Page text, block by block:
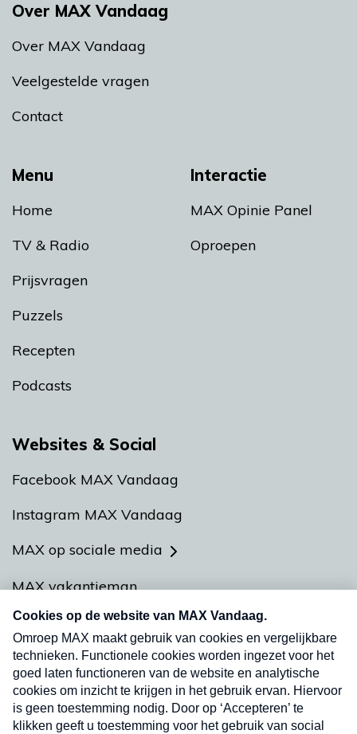
Menu
Home
TV & Radio
Prijsvragen
Puzzels
Recepten
Podcasts
Interactie
MAX Opinie Panel
Oproepen
Over MAX Vandaag
Over MAX Vandaag
Veelgestelde vragen
Contact
Websites & Social
Facebook MAX Vandaag
Instagram MAX Vandaag
MAX op sociale media
MAX vakantieman
Meldpunt Actueel
Heel Holland Bakt